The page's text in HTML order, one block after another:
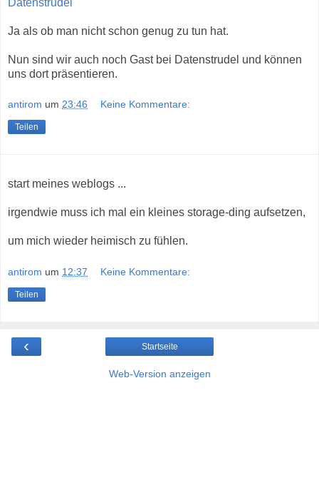
Ja als ob man nicht schon genug zu tun hat.
Nun sind wir auch noch Gast bei Datenstrudel und können
uns dort präsentieren.
antirom um 23:46 Keine Kommentare:
Teilen
start meines weblogs ...
irgendwie muss ich mal ein kleines storage-ding aufsetzen,
um mich wieder heimisch zu fühlen.
antirom um 12:37 Keine Kommentare:
Teilen
‹ Startseite
Web-Version anzeigen